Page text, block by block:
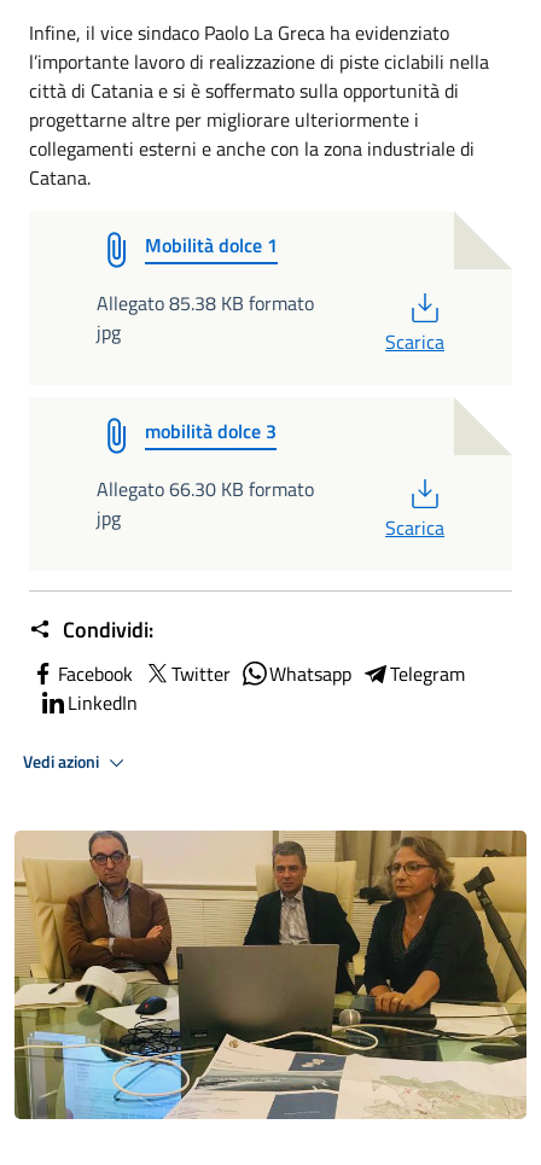
Infine, il vice sindaco Paolo La Greca ha evidenziato
l’importante lavoro di realizzazione di piste ciclabili nella
città di Catania e si è soffermato sulla opportunità di
progettarne altre per migliorare ulteriormente i
collegamenti esterni e anche con la zona industriale di
Catana.
Mobilità dolce 1
Allegato 85.38 KB formato
jpg
Scarica
mobilità dolce 3
Allegato 66.30 KB formato
jpg
Scarica
Condividi:
Facebook Twitter Whatsapp
Telegram
LinkedIn
Vedi azioni